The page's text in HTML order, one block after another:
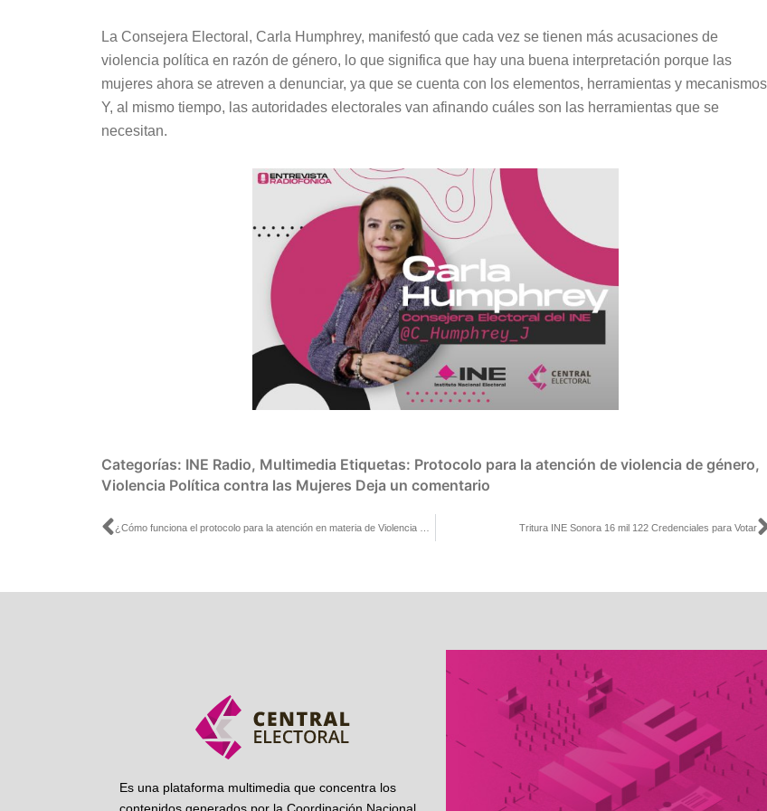
La Consejera Electoral, Carla Humphrey, manifestó que cada vez se tienen más acusaciones de
violencia política en razón de género, lo que significa que hay una buena interpretación porque las
mujeres ahora se atreven a denunciar, ya que se cuenta con los elementos, herramientas y
Y, al mismo tiempo, las autoridades electorales van afinando cuáles son las herramientas que se
necesitan.
Categorías: INE Radio, Multimedia Etiquetas: Protocolo para la atención de violencia de género,
Violencia Política contra las Mujeres Deja un comentario
Ant Tritura INE Sonora 16 mil 122 Credenciales para Votar
Es una plataforma multimedia que concentra los